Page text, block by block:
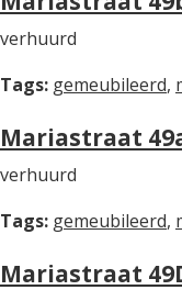
verhuurd
Tags: gemeubileerd,
Mariastraat
verhuurd
Tags: gemeubileerd,
Mariastraat